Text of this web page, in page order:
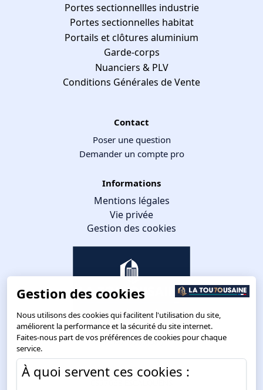
Portes sectionnellles industrie
Portes sectionnelles habitat
Portails et clôtures aluminium
Garde-corps
Nuanciers & PLV
Conditions Générales de Vente
Contact
Poser une question
Demander un compte pro
Informations
Mentions légales
Vie privée
Gestion des cookies
Route de Toulouse
Gestion des cookies
Nous utilisons des cookies qui facilitent l'utilisation du site,
améliorent la performance et la sécurité du site internet.
Faites-nous part de vos préférences de cookies pour chaque
service.
À quoi servent ces cookies :